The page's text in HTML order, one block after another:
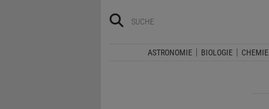
ASTRONOMIE BIOLOGIE CHEMIE